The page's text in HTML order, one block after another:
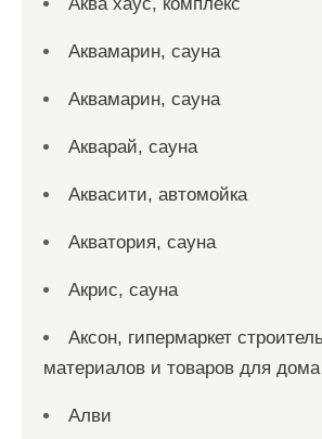
Аквамарин, сауна
Аквамарин, сауна
Акварай, сауна
Аквасити, автомойка
Акватория, сауна
Акрис, сауна
Аксон, гипермаркет
материалов и товаров для дома
Алви